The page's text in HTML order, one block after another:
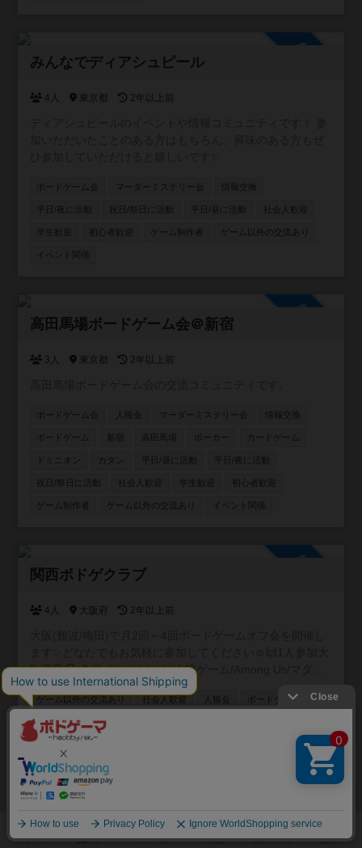
みんなでディアシュピール
4人 東京都 2年以上前
ボードゲーム会 マーダーミステリー会 情報交換
平日/夜に活動 祝日/祭日に活動 平日/昼に活動 社会人歓迎
学生歓迎 初心者歓迎 ゲーム制作者 ゲーム以外の交流あり
イベント関係
高田馬場ボードゲーム会＠新宿
3人 東京都 2年以上前
ボードゲーム会 人狼会 マーダーミステリー会 情報交換
ボードゲーム 新宿 ポーカー カードゲーム
ドミニオン カタン 平日/昼に活動 平日/夜に活動
祝日/祭日に活動 社会人歓迎 学生歓迎 初心者歓迎
ゲーム制作者 ゲーム以外の交流あり イベント関係
関西ボドゲクラブ
4人 大阪府 2年以上前
歓迎🙆⭕ 各種ボードゲーム/人狼ゲーム/Among Us/マダミ
ス どんどん企画していきます😶❤️ 1回目人狼会🐺🖤
11/11(土)
ゲーム以外の交流あり 社会人歓迎 人狼会 ボードゲーム会
マーダーミステリー会
平日/夜に活動
参加自由